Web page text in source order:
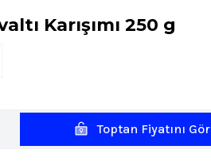
Karışımı 250 g
Toptan Fiyatını Gör